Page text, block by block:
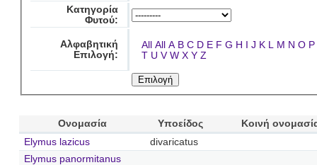
Κατηγορία
Φυτού:
Αλφαβητική
Επιλογή:
All All A B C D E F G H I J K L M N O P
T U V W X Y Z
Ονομασία Υποείδος
Κοινή
Elymus lazicus
divaricatus
Elymus panormitanus